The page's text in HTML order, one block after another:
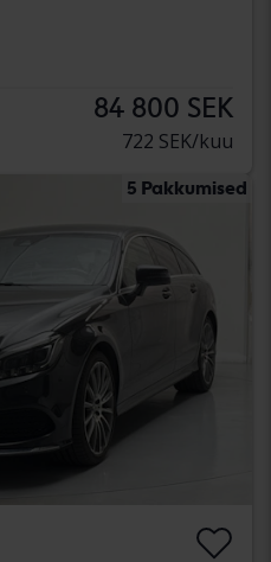
84 800 SEK
722 SEK/kuu
5 Pakkumised